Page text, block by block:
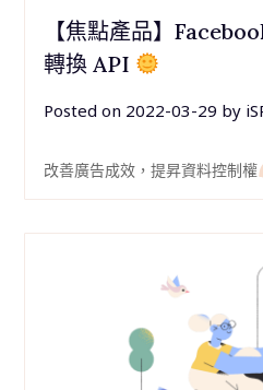
【焦點產品】
轉換 API
Posted on 2022-03-29 by
改善廣告成效，提昇資料控制權